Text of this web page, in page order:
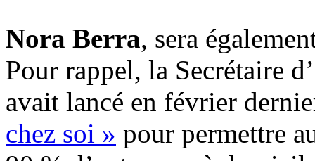
Nora Berra, sera
Pour rappel, la Secrétaire
avait lancé en février
chez soi » pour permettre